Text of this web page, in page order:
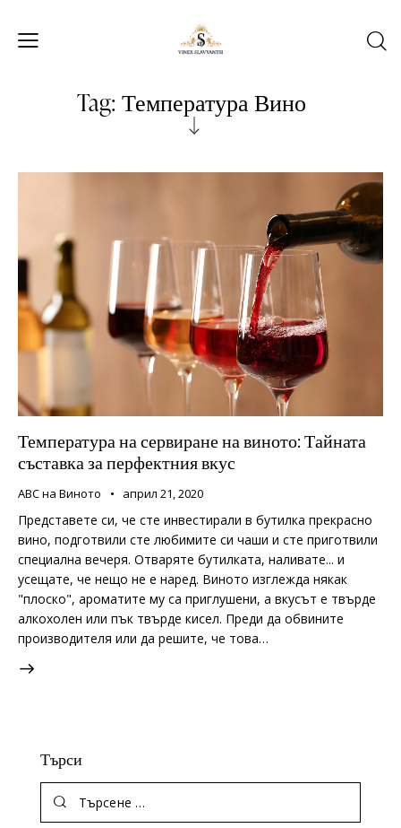
Tag: Температура Вино
Температура на сервиране на виното: Тайната
съставка за перфектния вкус
ABC на Виното април 21, 2020
Представете си, че сте инвестирали в бутилка прекрасно
вино, подготвили сте любимите си чаши и сте приготвили
специална вечеря. Отваряте бутилката, наливате... и
усещате, че нещо не е наред. Виното изглежда някак
"плоско", ароматите му са приглушени, а вкусът е твърде
алкохолен или пък твърде кисел. Преди да обвините
производителя или да решите, че това…
Търси